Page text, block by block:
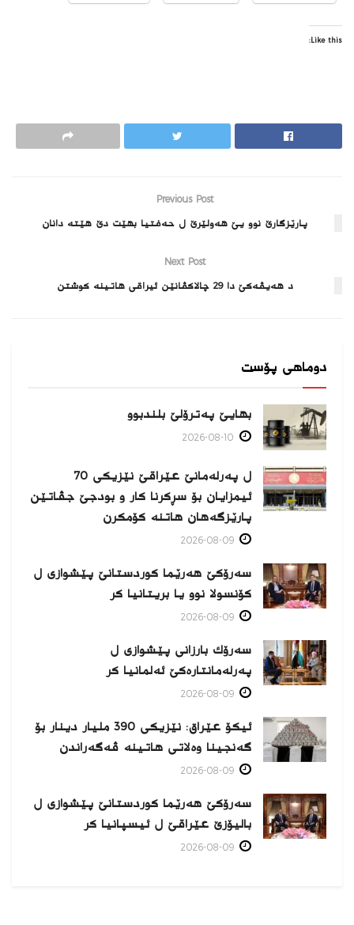
Like this:
Previous Post
پارێزگارێ نوو یێ هه‌ولێرێ ل حه‌فتیا بهێت دێ هێته‌ دانان
Next Post
د هه‌یڤه‌كێ دا 29 چالاكڤانێن ئیراقى هاتینه‌ كوشتن
دوماهی پۆست
بهایێ په‌ترۆلێ بلندبوو
ل پەرلەمانێ عێراقێ نێزیکی 70
ئیمزایان بۆ سڕکرنا کار و بودجێ جڤاتێن
پارێزگەهان هاتنە کۆمکرن
سەرۆکێ هەرێما کوردستانێ پێشوازی ل
کۆنسولا نوو یا بریتانیا کر
سەرۆك بارزانی پێشوازی ل
پەرلەمانتارەكێ ئەلمانیا كر
ئیکۆ عێراق: نێزیکی 390 ملیار دینار بۆ
گەنجینا وەلاتی هاتینە ڤەگەراندن
سەرۆکێ هەرێما کوردستانێ پێشوازی ل
بالیۆزێ عێراقێ ل ئیسپانیا كر